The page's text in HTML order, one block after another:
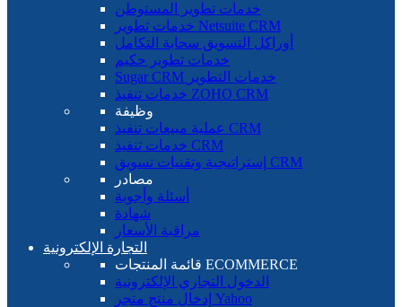
خدمات تطوير المستوطن
خدمات تطوير Netsuite CRM
أوراكل التسويق سحابة التكامل
خدمات تطوير حكيم
Sugar CRM خدمات التطوير
خدمات تنفيذ ZOHO CRM
وظيفة
عملية مبيعات تنفيذ CRM
خدمات تنفيذ CRM
إستراتيجية وتقنيات تسويق CRM
مصادر
أسئلة وأجوبة
شهادة
مراقبة الأسعار
التجارة الإلكترونية
قائمة المنتجات ECOMMERCE
الدخول التجاري الإلكترونية
إدخال منتج متجر Yahoo